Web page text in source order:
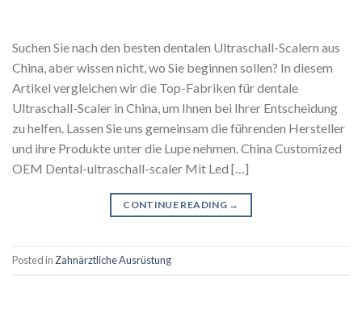
Suchen Sie nach den besten dentalen Ultraschall-Scalern aus
China, aber wissen nicht, wo Sie beginnen sollen? In diesem
Artikel vergleichen wir die Top-Fabriken für dentale
Ultraschall-Scaler in China, um Ihnen bei Ihrer Entscheidung
zu helfen. Lassen Sie uns gemeinsam die führenden Hersteller
und ihre Produkte unter die Lupe nehmen. China Customized
OEM Dental-ultraschall-scaler Mit Led […]
CONTINUE READING →
Posted inZahnärztliche Ausrüstung